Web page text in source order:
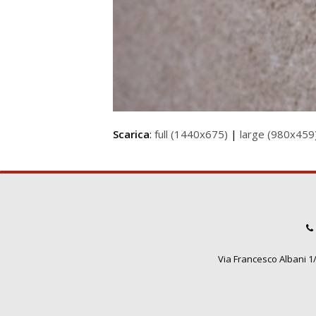
Scarica: full (1440x675) | large
Via Francesco Albani 1/